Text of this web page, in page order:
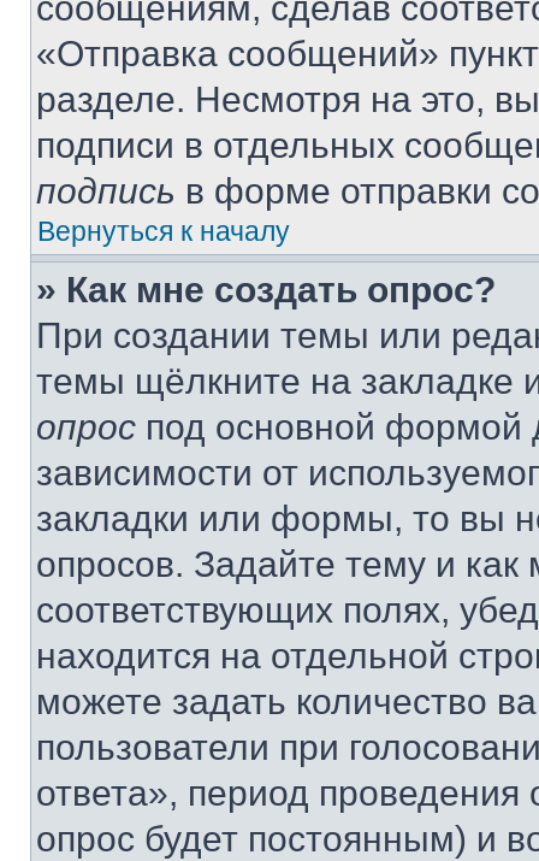
«Отправка сообщений»
разделе. Несмотря на это,
подписи в отдельных
подпись в форме отправки
Вернуться к началу
» Как мне создать опрос?
При создании темы или
темы щёлкните на
опрос под основной формой
зависимости от
закладки или формы, то вы
опросов. Задайте тему и
соответствующих полях,
находится на отдельной
можете задать количество
пользователи при
ответа», период проведения
опрос будет постоянным) и